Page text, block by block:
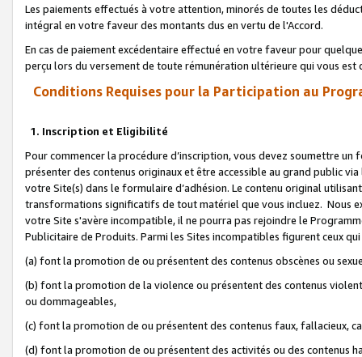
Les paiements effectués à votre attention, minorés de toutes les
intégral en votre faveur des montants dus en vertu de l'Accord.
En cas de paiement excédentaire effectué en votre faveur pour
perçu lors du versement de toute rémunération ultérieure qui vous est
Conditions Requises pour la Participation au
1. Inscription et Eligibilité
Pour commencer la procédure d’inscription, vous devez soumettre
présenter des contenus originaux et être accessible au grand public
votre Site(s) dans le formulaire d’adhésion. Le contenu original
transformations significatifs de tout matériel que vous incluez. Nous
votre Site s'avère incompatible, il ne pourra pas rejoindre le
Publicitaire de Produits. Parmi les Sites incompatibles figurent ceux
(a) font la promotion de ou présentent des contenus obscènes ou
(b) font la promotion de la violence ou présentent des contenus
ou dommageables,
(c) font la promotion de ou présentent des contenus faux, fallacieux,
(d) font la promotion de ou présentent des activités ou des contenus